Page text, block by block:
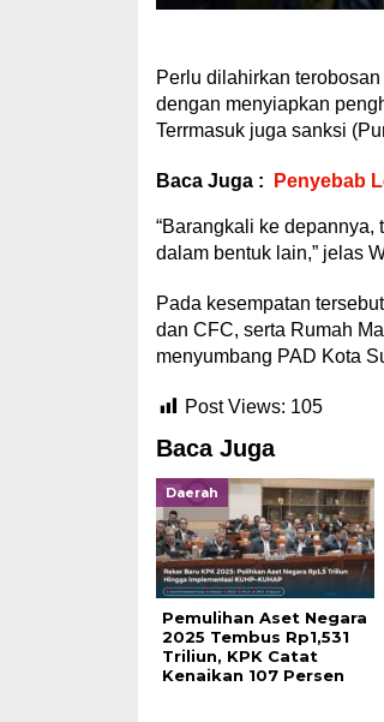
Perlu dilahirkan
dengan menyiapkan
Terrmasuk juga sanksi
Baca Juga : Penyebab
“Barangkali ke
dalam bentuk lain,” jelas
Pada kesempatan
dan CFC, serta Rumah
menyumbang PAD Kota
Post Views: 105
Baca Juga
Daerah
Pemulihan Aset Negara
2025 Tembus Rp1,531
Triliun, KPK Catat
Kenaikan 107 Persen